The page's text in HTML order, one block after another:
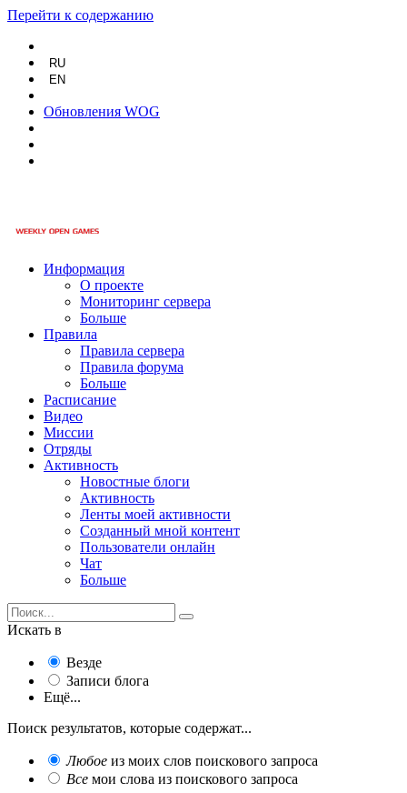
Перейти к содержанию
RU
EN
Обновления WOG
Информация
О проекте
Мониторинг сервера
Больше
Правила
Правила сервера
Правила форума
Больше
Расписание
Видео
Миссии
Отряды
Активность
Новостные блоги
Активность
Ленты моей активности
Созданный мной контент
Пользователи онлайн
Чат
Больше
Искать в
Везде
Записи блога
Ещё...
Поиск результатов, которые содержат...
Любое из моих слов поискового запроса
Все мои слова из поискового запроса